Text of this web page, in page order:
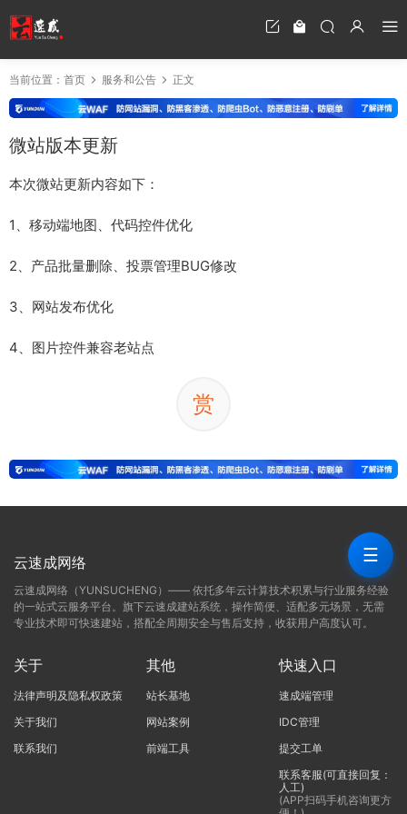
当前位置： 首页 服务和公告 正文
微站版本更新
本次微站更新内容如下：
1、移动端地图、代码控件优化
2、产品批量删除、投票管理BUG修改
3、网站发布优化
4、图片控件兼容老站点
赏
云速成网络
云速成网络（YUNSUCHENG）—— 依托多年云计算技术积累与行业服务经验
的一站式云服务平台。旗下云速成建站系统，操作简便、适配多元场景，无需
专业技术即可快速建站，搭配全周期安全与售后支持，收获用户高度认可。
关于
法律声明及隐私权政策
关于我们
联系我们
其他
站长基地
网站案例
前端工具
快速入口
速成端管理
IDC管理
提交工单
联系客服(可直接回复：
人工)
(APP扫码手机咨询更方
☰